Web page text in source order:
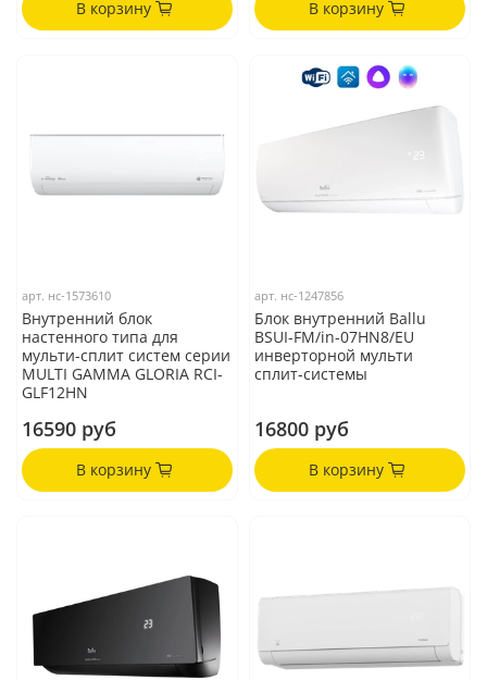
В корзину В корзину
арт. нс-1573610
Внутренний блок
настенного типа для
мульти-сплит систем серии
MULTI GAMMA GLORIA RCI-
GLF12HN
16590 руб
В корзину
арт. нс-1247856
Блок внутренний Ballu
BSUI-FM/in-07HN8/EU
инверторной мульти
сплит-системы
16800 руб
В корзину